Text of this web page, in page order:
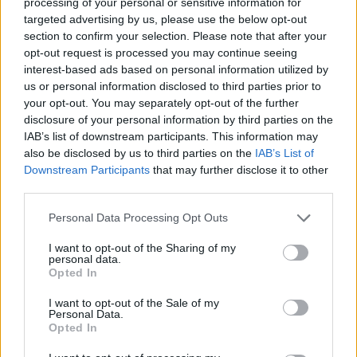
targeted advertising by us, please use the below opt-out
section to confirm your selection. Please note that after your
opt-out request is processed you may continue seeing
interest-based ads based on personal information utilized by
us or personal information disclosed to third parties prior to
your opt-out. You may separately opt-out of the further
disclosure of your personal information by third parties on the
IAB’s list of downstream participants. This information may
also be disclosed by us to third parties on the IAB’s List of
Downstream Participants that may further disclose it to other
Please note that this website/app uses one or more Google
not limited to your visit or usage behaviour. You may click to
grant or deny consent to Google and its third-party tags to
use your data for below specified purposes in below Google
consent section.
Personal Data Processing Opt Outs
I want to opt-out of the Sharing of my
personal data.
Opted In
I want to opt-out of the Sale of my
Personal Data.
Opted In
Putyinista Izrael-gyűlölő férfi dobálta
a Dunába a budapesti Pride-zászlókat
„Köszönöm a videóm megosztását. Arra
bátorítom az Európai Unióban és a nyugati
országokban élő kiváltságos embereket, akik
aktívan a jólétükkel és a kormányaik
politikájával automatikus részesei a
tetemre az izraelieket. Ezek az emberek az
IOF-ben szolgáltak, és vér tapad a kezükhöz,
mégis szabadon járnak. Ez elfogadhatatlan.
Kötelességünk leleplezni őket, és arra